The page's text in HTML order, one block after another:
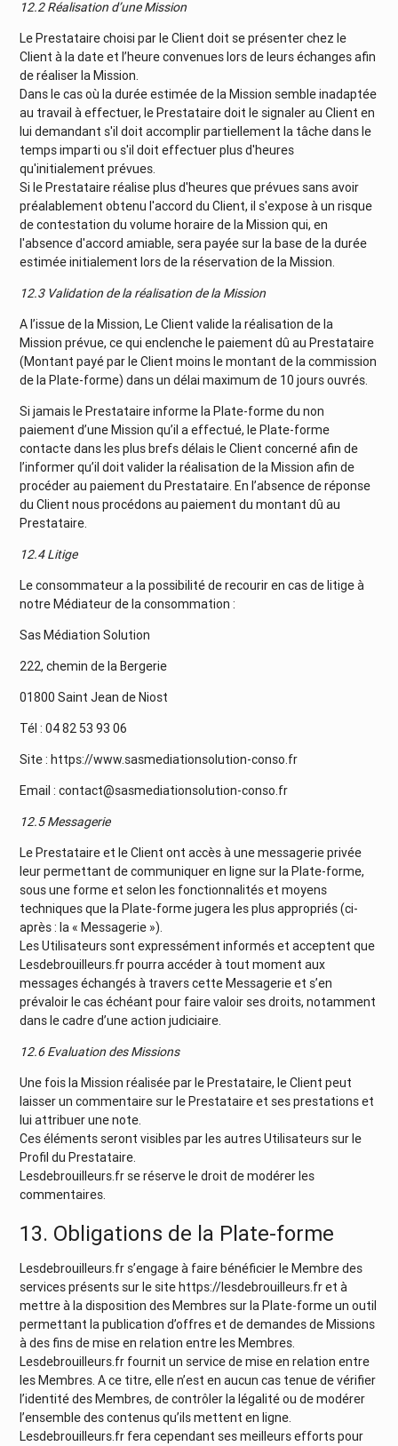
12.2 Réalisation d’une Mission
Le Prestataire choisi par le Client doit se présenter chez le
Client à la date et l’heure convenues lors de leurs échanges afin
de réaliser la Mission.
Dans le cas où la durée estimée de la Mission semble inadaptée
au travail à effectuer, le Prestataire doit le signaler au Client en
lui demandant s'il doit accomplir partiellement la tâche dans le
temps imparti ou s'il doit effectuer plus d'heures
qu'initialement prévues.
Si le Prestataire réalise plus d'heures que prévues sans avoir
préalablement obtenu l'accord du Client, il s'expose à un risque
de contestation du volume horaire de la Mission qui, en
l'absence d'accord amiable, sera payée sur la base de la durée
estimée initialement lors de la réservation de la Mission.
12.3 Validation de la réalisation de la Mission
A l’issue de la Mission, Le Client valide la réalisation de la
Mission prévue, ce qui enclenche le paiement dû au Prestataire
(Montant payé par le Client moins le montant de la commission
de la Plate-forme) dans un délai maximum de 10 jours ouvrés.
Si jamais le Prestataire informe la Plate-forme du non
paiement d’une Mission qu’il a effectué, le Plate-forme
contacte dans les plus brefs délais le Client concerné afin de
l’informer qu’il doit valider la réalisation de la Mission afin de
procéder au paiement du Prestataire. En l’absence de réponse
du Client nous procédons au paiement du montant dû au
Prestataire.
12.4 Litige
Le consommateur a la possibilité de recourir en cas de litige à
notre Médiateur de la consommation :
Sas Médiation Solution
222, chemin de la Bergerie
01800 Saint Jean de Niost
Tél : 04 82 53 93 06
Site : https://www.sasmediationsolution-conso.fr
Email : contact@sasmediationsolution-conso.fr
12.5 Messagerie
Le Prestataire et le Client ont accès à une messagerie privée
leur permettant de communiquer en ligne sur la Plate-forme,
sous une forme et selon les fonctionnalités et moyens
techniques que la Plate-forme jugera les plus appropriés (ci-
après : la « Messagerie »).
Les Utilisateurs sont expressément informés et acceptent que
Lesdebrouilleurs.fr pourra accéder à tout moment aux
messages échangés à travers cette Messagerie et s’en
prévaloir le cas échéant pour faire valoir ses droits, notamment
dans le cadre d’une action judiciaire.
12.6 Evaluation des Missions
Une fois la Mission réalisée par le Prestataire, le Client peut
laisser un commentaire sur le Prestataire et ses prestations et
lui attribuer une note.
Ces éléments seront visibles par les autres Utilisateurs sur le
Profil du Prestataire.
Lesdebrouilleurs.fr se réserve le droit de modérer les
commentaires.
13. Obligations de la Plate-forme
Lesdebrouilleurs.fr s’engage à faire bénéficier le Membre des
services présents sur le site https://lesdebrouilleurs.fr et à
mettre à la disposition des Membres sur la Plate-forme un outil
permettant la publication d’offres et de demandes de Missions
à des fins de mise en relation entre les Membres.
Lesdebrouilleurs.fr fournit un service de mise en relation entre
les Membres. A ce titre, elle n’est en aucun cas tenue de vérifier
l’identité des Membres, de contrôler la légalité ou de modérer
l’ensemble des contenus qu’ils mettent en ligne.
Lesdebrouilleurs.fr fera cependant ses meilleurs efforts pour